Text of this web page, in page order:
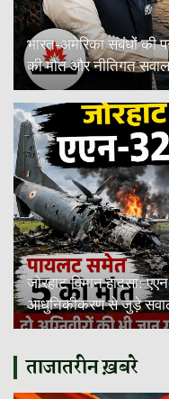
भारत-अमेरिका संबंधों की
की मौत और नीतिगत
जोरहाट विमान हादसा:
आधुनिकीकरण से जुड़े
ताजातरीन ख़बरे